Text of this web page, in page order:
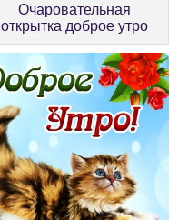
Очаровательная
открытка доброе утро